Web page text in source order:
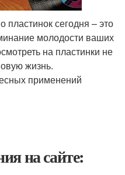
сегодня – это
молодости ваших
на пластинки не
жизнь.
применений
на сайте: